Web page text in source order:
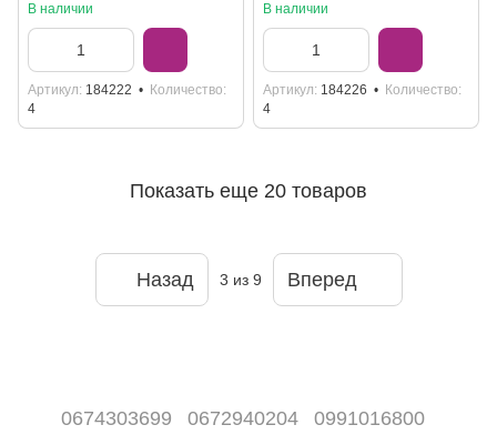
В наличии
Артикул 184222
Количество
4
В наличии
Артикул 184226
Количество
4
Показать еще 20 товаров
Назад 3 из 9 Вперед
0674303699 0672940204 0991016800